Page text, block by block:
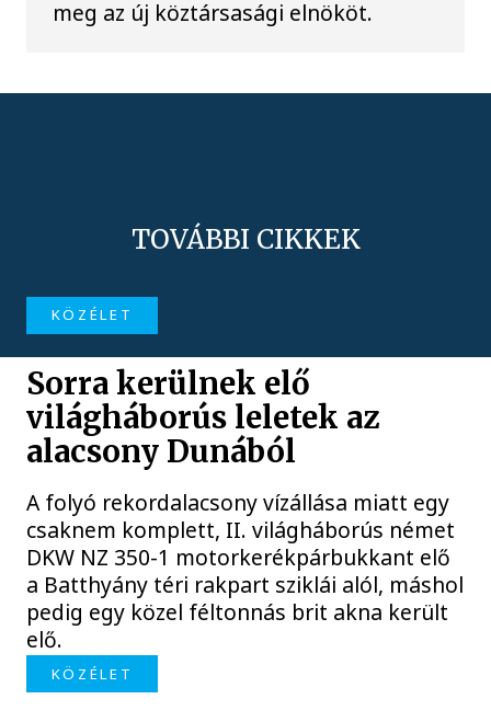
meg az új köztársasági elnököt.
TOVÁBBI CIKKEK
KÖZÉLET
Sorra kerülnek elő
világháborús leletek az
alacsony Dunából
A folyó rekordalacsony vízállása miatt egy
csaknem komplett, II. világháborús német
DKW NZ 350-1 motorkerékpárbukkant elő
a Batthyány téri rakpart sziklái alól, máshol
pedig egy közel féltonnás brit akna került
elő.
KÖZÉLET